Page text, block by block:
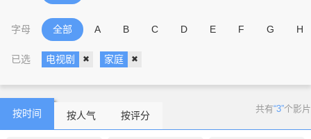
字母 全部 A B C D E F G H
已选 电视剧 家庭
按时间 按人气 按评分
共有“3”个影片